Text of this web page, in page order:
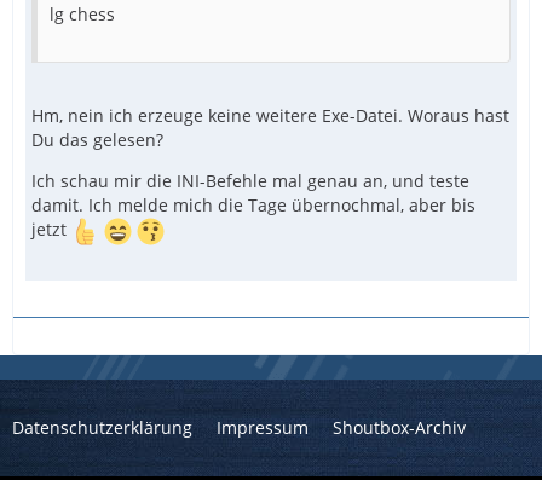
lg chess
Hm, nein ich erzeuge keine weitere Exe-Datei. Woraus hast
Du das gelesen?
Ich schau mir die INI-Befehle mal genau an, und teste
damit. Ich melde mich die Tage übernochmal, aber bis
jetzt
Datenschutzerklärung Impressum Shoutbox-Archiv